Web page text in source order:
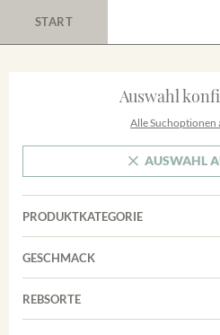
START
Auswahl
Alle Suchoptionen
AUSWAHL
PRODUKTKATEGORIE
Cuvées
Rosé
GESCHMACK
Trocken
REBSORTE
Auxerrois